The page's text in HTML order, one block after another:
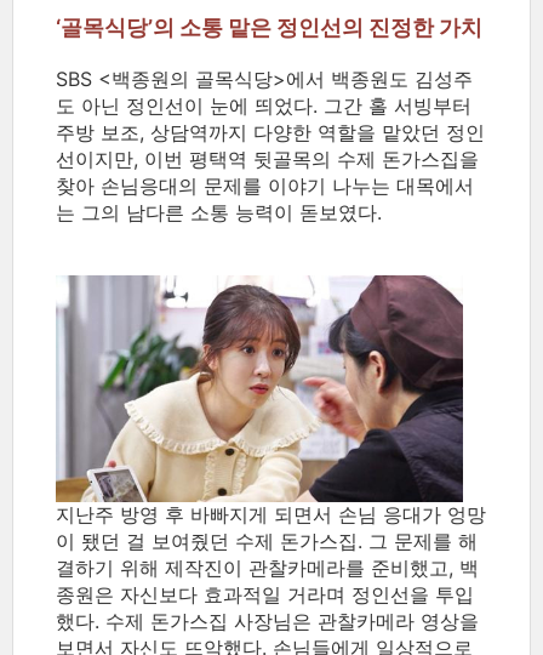
‘골목식당’의 소통 맡은 정인선의 진정한 가치
SBS <백종원의 골목식당>에서 백종원도 김성주
도 아닌 정인선이 눈에 띄었다. 그간 홀 서빙부터
주방 보조, 상담역까지 다양한 역할을 맡았던 정인
선이지만, 이번 평택역 뒷골목의 수제 돈가스집을
찾아 손님응대의 문제를 이야기 나누는 대목에서
는 그의 남다른 소통 능력이 돋보였다.
지난주 방영 후 바빠지게 되면서 손님 응대가 엉망
이 됐던 걸 보여줬던 수제 돈가스집. 그 문제를 해
결하기 위해 제작진이 관찰카메라를 준비했고, 백
종원은 자신보다 효과적일 거라며 정인선을 투입
했다. 수제 돈가스집 사장님은 관찰카메라 영상을
보면서 자신도 뜨악했다. 손님들에게 일상적으로